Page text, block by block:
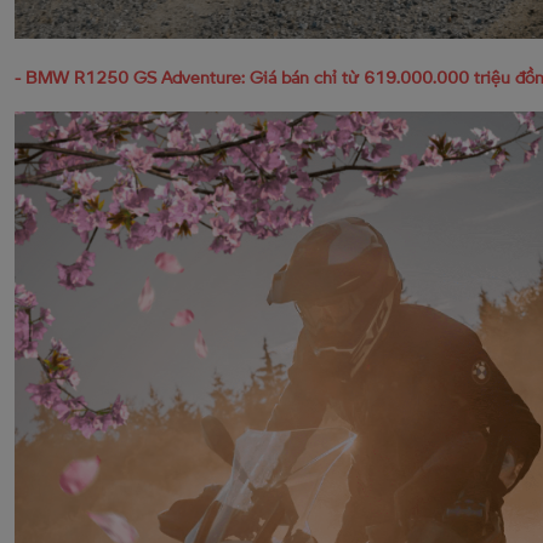
- BMW R1250 GS Adventure: Giá bán chỉ từ 619.000.000 triệu